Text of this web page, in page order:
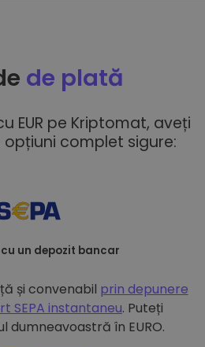
de plată
EUR pe Kriptomat, aveți
complet sigure:
un depozit bancar
și convenabil prin depunere
SEPA instantaneu. Puteți
dumneavoastră în EURO.